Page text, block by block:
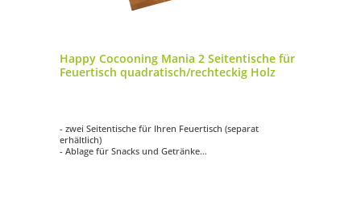
Happy Cocooning Mania 2 Seitentische für
Feuertisch quadratisch/rechteckig Holz
- zwei Seitentische für Ihren Feuertisch (separat
erhältlich)
- Ablage für Snacks und Getränke